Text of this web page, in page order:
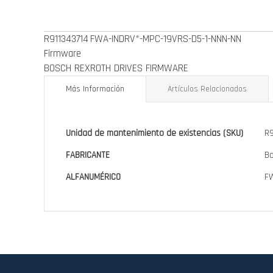
galería
de
imágenes
R911343714FWA-INDRV*-MPC-19VRS-D5-1-NNN-NN
Firmware
BOSCH REXROTH DRIVES FIRMWARE
Más Información
Más
Unidad de mantenimiento de existencias (SKU)
FABRICANTE
ALFANUMÉRICO
Artículos Relacionados